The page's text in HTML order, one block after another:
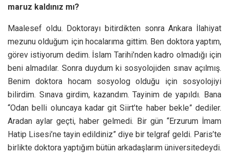
maruz kaldınız mı?
Maalesef oldu. Doktorayı bitirdikten sonra Ankara İlahiyat
mezunu olduğum için hocalarıma gittim. Ben doktora yaptım,
görev istiyorum dedim. İslam Tarihi’nden kadro olmadığı için
beni almadılar. Sonra duydum ki sosyolojiden sınav açılmış.
Benim doktora hocam sosyolog olduğu için sosyolojiyi
bilirdim. Sınava girdim, kazandım. Tayinim de yapıldı. Bana
“Odan belli oluncaya kadar git Siirt’te haber bekle” dediler.
Aradan aylar geçti, haber gelmedi. Bir gün “Erzurum İmam
Hatip Lisesi’ne tayin edildiniz” diye bir telgraf geldi. Paris’te
birlikte doktora yaptığım bütün arkadaşlarım üniversitedeydi.